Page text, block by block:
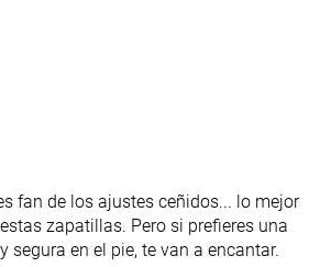
fan de los ajustes ceñidos... lo mejor
zapatillas. Pero si prefieres una
segura en el pie, te van a encantar.